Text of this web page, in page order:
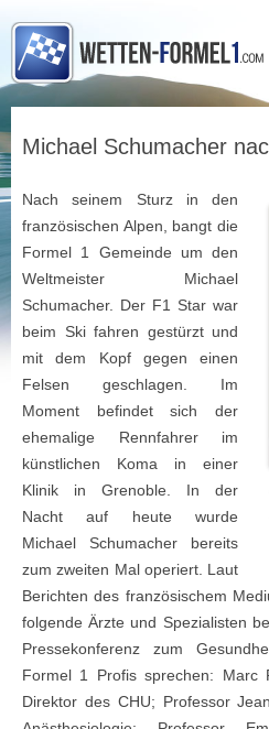
Michael Schumacher
Nach seinem Sturz in den
französischen Alpen, bangt die
Formel 1 Gemeinde um den
Weltmeister Michael
Schumacher. Der F1 Star war
beim Ski fahren gestürzt und
mit dem Kopf gegen einen
Felsen geschlagen. Im
Moment befindet sich der
ehemalige Rennfahrer im
künstlichen Koma in einer
Klinik in Grenoble. In der
Nacht auf heute wurde
Michael Schumacher bereits
zum zweiten Mal operiert. Laut
Berichten des französischem
folgende Ärzte und Spezialisten
Pressekonferenz zum
Formel 1 Profis sprechen: Marc
Direktor des CHU; Professor